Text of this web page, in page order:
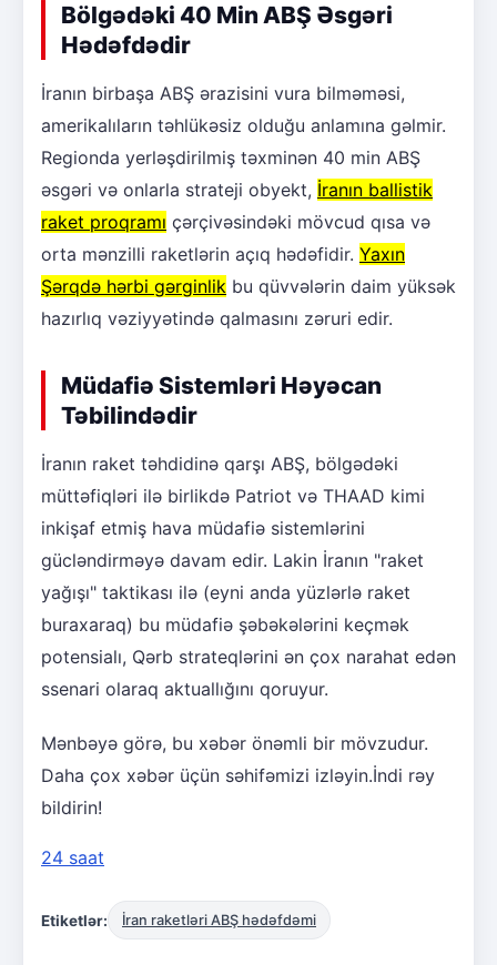
Bölgədəki 40 Min ABŞ Əsgəri
Hədəfdədir
İranın birbaşa ABŞ ərazisini vura bilməməsi,
amerikalıların təhlükəsiz olduğu anlamına gəlmir.
Regionda yerləşdirilmiş təxminən 40 min ABŞ
əsgəri və onlarla strateji obyekt, İranın ballistik
raket proqramı çərçivəsindəki mövcud qısa və
orta mənzilli raketlərin açıq hədəfidir. Yaxın
Şərqdə hərbi gərginlik bu qüvvələrin daim yüksək
hazırlıq vəziyyətində qalmasını zəruri edir.
Müdafiə Sistemləri Həyəcan
Təbilindədir
İranın raket təhdidinə qarşı ABŞ, bölgədəki
müttəfiqləri ilə birlikdə Patriot və THAAD kimi
inkişaf etmiş hava müdafiə sistemlərini
gücləndirməyə davam edir. Lakin İranın "raket
yağışı" taktikası ilə (eyni anda yüzlərlə raket
buraxaraq) bu müdafiə şəbəkələrini keçmək
potensialı, Qərb strateqlərini ən çox narahat edən
ssenari olaraq aktuallığını qoruyur.
Mənbəyə görə, bu xəbər önəmli bir mövzudur.
Daha çox xəbər üçün səhifəmizi izləyin.İndi rəy
bildirin!
24 saat
Etiketlər: İran raketləri ABŞ hədəfdəmi